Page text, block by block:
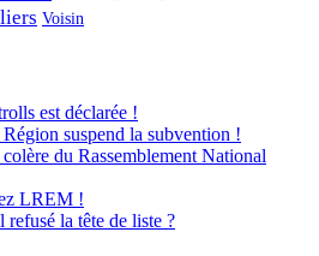
Voisin
est déclarée !
suspend la subvention !
du Rassemblement National
LREM !
la tête de liste ?